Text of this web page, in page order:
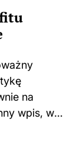
na
wpis, w